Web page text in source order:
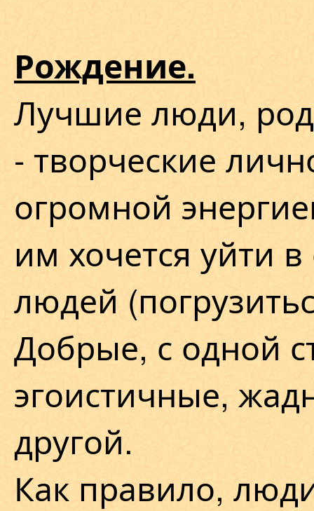
Рождение.
Лучшие люди,
- творческие
огромной
им хочется уйти
людей
Добрые, с одной
эгоистичные,
другой.
Как правило,